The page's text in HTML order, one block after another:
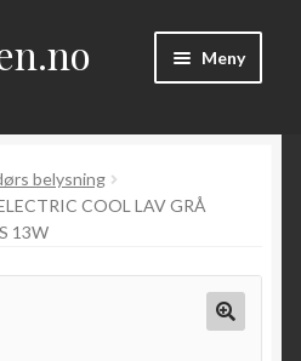
Meny
belysning
COOL LAV GRÅ
13W